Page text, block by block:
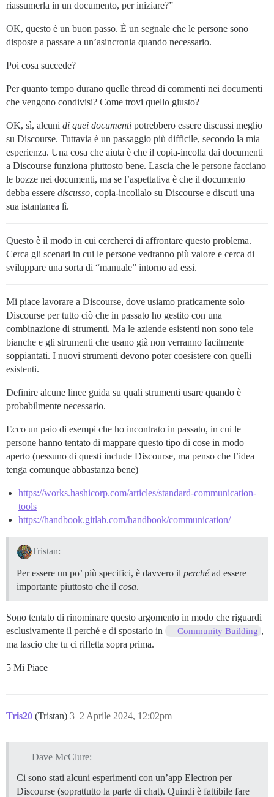
riassumerla in un documento, per iniziare?”
OK, questo è un buon passo. È un segnale che le persone sono
disposte a passare a un’asincronia quando necessario.
Poi cosa succede?
Per quanto tempo durano quelle thread di commenti nei documenti
che vengono condivisi? Come trovi quello giusto?
OK, sì, alcuni di quei documenti potrebbero essere discussi meglio
su Discourse. Tuttavia è un passaggio più difficile, secondo la mia
esperienza. Una cosa che aiuta è che il copia-incolla dai documenti
a Discourse funziona piuttosto bene. Lascia che le persone facciano
le bozze nei documenti, ma se l’aspettativa è che il documento
debba essere discusso, copia-incollalo su Discourse e discuti una
sua istantanea lì.
Questo è il modo in cui cercherei di affrontare questo problema.
Cerca gli scenari in cui le persone vedranno più valore e cerca di
sviluppare una sorta di “manuale” intorno ad essi.
Mi piace lavorare a Discourse, dove usiamo praticamente solo
Discourse per tutto ciò che in passato ho gestito con una
combinazione di strumenti. Ma le aziende esistenti non sono tele
bianche e gli strumenti che usano già non verranno facilmente
soppiantati. I nuovi strumenti devono poter coesistere con quelli
esistenti.
Definire alcune linee guida su quali strumenti usare quando è
probabilmente necessario.
Ecco un paio di esempi che ho incontrato in passato, in cui le
persone hanno tentato di mappare questo tipo di cose in modo
aperto (nessuno di questi include Discourse, ma penso che l’idea
tenga comunque abbastanza bene)
https://works.hashicorp.com/articles/standard-communication-
tools
https://handbook.gitlab.com/handbook/communication/
Tristan:
Per essere un po’ più specifici, è davvero il perchéad essere
importante piuttosto che il cosa.
Sono tentato di rinominare questo argomento in modo che riguardi
esclusivamente il perché e di spostarlo in
Community Building ,
ma lascio che tu ci rifletta sopra prima.
5 Mi Piace
Tris20 (Tristan) 2 Aprile 2024, 12:02pm
3
Dave McClure:
Ci sono stati alcuni esperimenti con un’app Electron per
Discourse (soprattutto la parte di chat). Quindi è fattibile fare